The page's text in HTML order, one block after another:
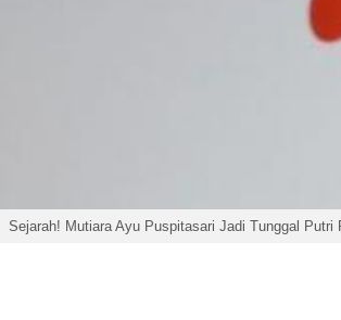
Sejarah! Mutiara Ayu Puspitasari Jadi Tunggal